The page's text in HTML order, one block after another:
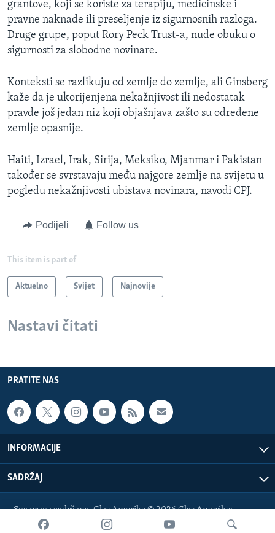
grantove, koji se koriste za terapiju, medicinske i
pravne naknade ili preseljenje iz sigurnosnih razloga.
Druge grupe, poput Rory Peck Trust-a, nude obuku o
sigurnosti za slobodne novinare.
Konteksti se razlikuju od zemlje do zemlje, ali Ginsberg
kaže da je ukorijenjena nekažnjivost ili nedostatak
pravde još jedan niz koji objašnjava zašto su određene
zemlje opasnije.
Haiti, Izrael, Irak, Sirija, Meksiko, Mjanmar i Pakistan
također se svrstavaju među najgore zemlje na svijetu u
pogledu nekažnjivosti ubistava novinara, navodi CPJ.
Podijeli Follow us
This item is part of
Aktuelno Svijet Najnovije
Nastavi čitati
PRATITE NAS
INFORMACIJE
SADRŽAJ
Sva prava zadržana. Glas Amerike © 2026 Glas Amerike:
bosnian-service@voanews.com